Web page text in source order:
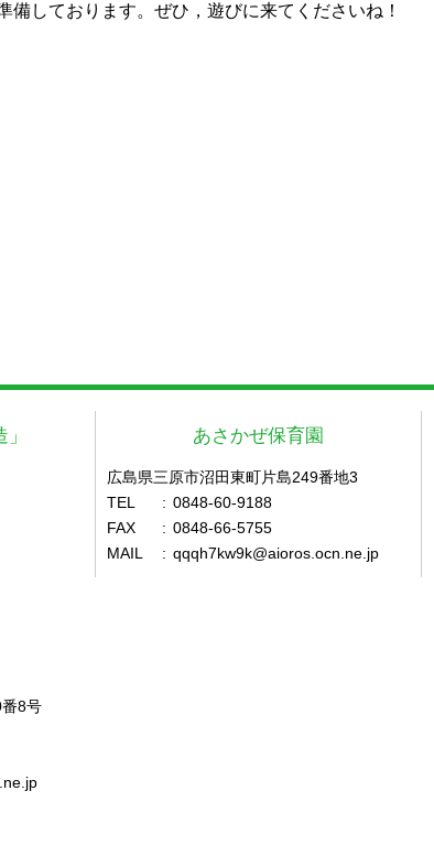
備しております。ぜひ，遊びに来てくださいね！
」 あさかぜ保育園
広島県三原市沼田東町片島249番地3
TEL
: 0848-60-9188
FAX
: 0848-66-5755
MAIL
: qqqh7kw9k@aioros.ocn.ne.jp
8号